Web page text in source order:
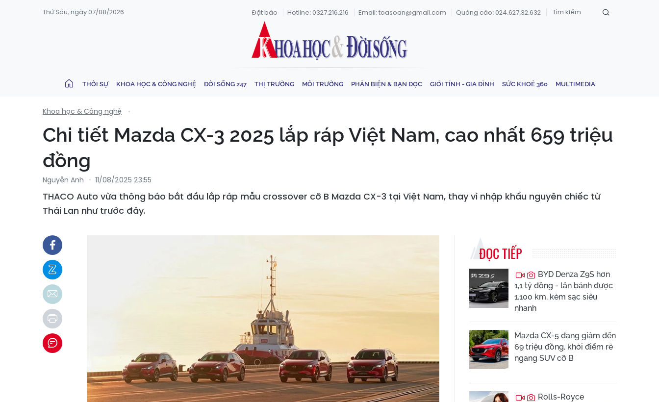
Thứ Sáu, ngày 07/08/2026 Đặt báo Hotline: 0327.216.216 Email: toasoan@gmail.com Quảng cáo: 024.627.32.632
THỜI SỰ KHOA HỌC & CÔNG NGHỆ ĐỜI SỐNG 247 THỊ TRƯỜNG MÔI TRƯỜNG PHẢN BIỆN & BẠN ĐỌC GIỚI TÍNH - GIA ĐÌNH SỨC KHOẺ 360 MULTIMEDIA
Khoa học & Công nghệ
Chi tiết Mazda CX-3 2025 lắp ráp Việt Nam, cao nhất 659 triệu
đồng
Nguyễn Anh 11/08/2025 23:55
THACO Auto vừa thông báo bắt đầu lắp ráp mẫu crossover cỡ B Mazda CX-3 tại Việt Nam, thay vì nhập khẩu nguyên chiếc từ
Thái Lan như trước đây.
ĐỌC TIẾP
BYD Denza Z9S hơn
1,1 tỷ đồng - lăn bánh được
1.100 km, kèm sạc siêu
nhanh
Mazda CX-5 đang giảm đến
69 triệu đồng, khởi điểm rẻ
ngang SUV cỡ B
Rolls-Royce